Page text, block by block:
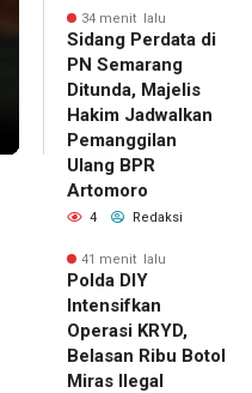
34 menit lalu
Sidang Perdata di
PN Semarang
Ditunda, Majelis
Hakim Jadwalkan
Pemanggilan
Ulang BPR
Artomoro
4 Redaksi
41 menit lalu
Polda DIY
Intensifkan
Operasi KRYD,
Belasan Ribu Botol
Miras Ilegal